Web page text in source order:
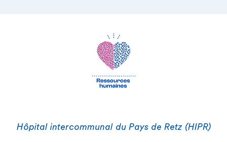
Hôpital intercommunal du Pays de Retz (HIPR)